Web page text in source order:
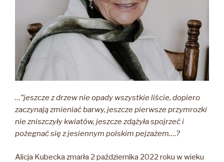
…”jeszcze z drzew nie opady wszystkie liście, dopiero
zaczynają zmieniać barwy, jeszcze pierwsze przymrozki
nie zniszczyły kwiatów, jeszcze zdążyła spojrzeć i
pożegnać się z jesiennym polskim pejzażem….?
Alicja Kubecka zmarła 2 października 2022 roku w wieku